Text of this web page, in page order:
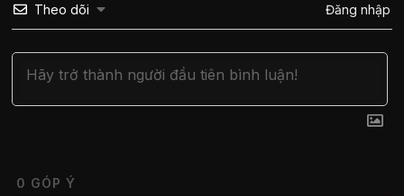
Theo dõi Đăng nhập
0 GÓP Ý